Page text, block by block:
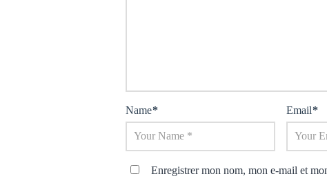
Name* Email*
Enregistrer mon nom, mon e-mail et